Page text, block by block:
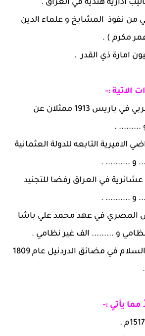
ادارية هندية في العراق .
نفوذ المشايخ و علماء الدين
مكرم ) .
امارة ذي القدر .
حظر المؤتمر العربي في باريس 1913 ممثلان عن
......... .
الاميرية التابعه للدولة العثمانية
و .......... .
في العراق رفضا للتجنيد
و .......... .
المصري في عهد محمد علي باشا
و ......... الف غير نظامي .
عقدت معاهدت السلام في مضائق الدردنيل عام 1809